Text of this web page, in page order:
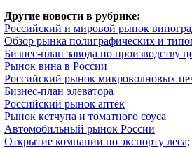
Другие новости в рубрике:
Российский и мировой рынок
Обзор рынка полиграфических и
Бизнес-план завода по производству
Рынок вина в России
Российский рынок микроволновых
Бизнес-план элеватора
Российский рынок аптек
Рынок кетчупа и томатного соуса
Автомобильный рынок России
Открытие компании по экспорту леса;